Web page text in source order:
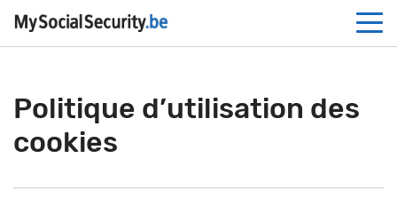
Politique d’utilisation des
cookies